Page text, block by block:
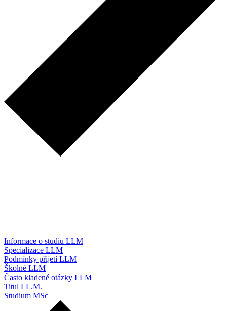
Informace o studiu LLM
Specializace LLM
Podmínky přijetí LLM
Školné LLM
Často kladené otázky LLM
Titul LL.M.
Studium MSc